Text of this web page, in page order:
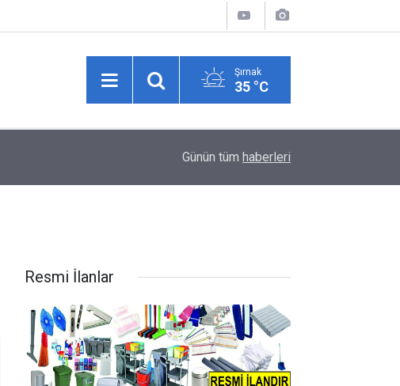
Şırnak
35 °C
5 yaşında başladı, 63 yıldır katmer açıyor
Günün tüm haberleri
Resmi İlanlar